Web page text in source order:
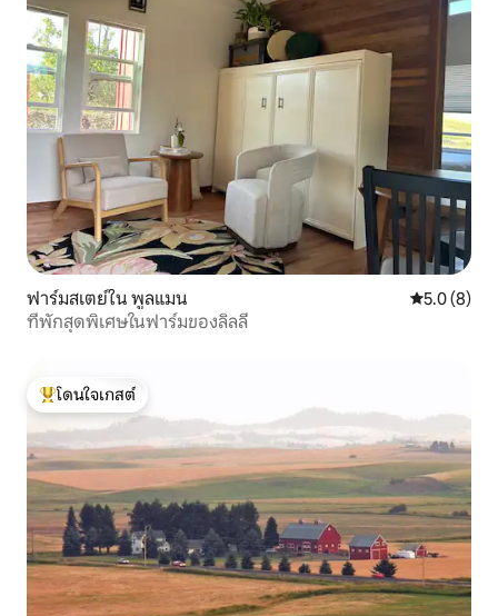
ฟาร์มสเตย์ใน พูลแมน คะแนนเฉลี่
5.0 (8)
ที่พักสุดพิเศษในฟาร์มของลิลลี่
โดนใจเกสต์ที่สุด
โดนใจเกสต์